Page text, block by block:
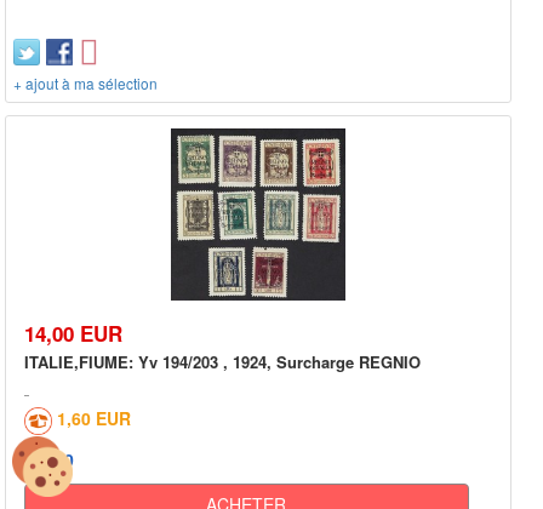
+ ajout à ma sélection
14,00 EUR
ITALIE,FIUME: Yv 194/203 , 1924, Surcharge REGNIO
1,60 EUR
0